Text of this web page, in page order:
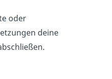
oder
deine